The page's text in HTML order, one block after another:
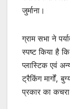
जुर्माना।
ग्राम सभा ने
स्पष्ट किया है
प्लास्टिक एवं
ट्रैकिंग मार्गों,
प्रकार का कचरा